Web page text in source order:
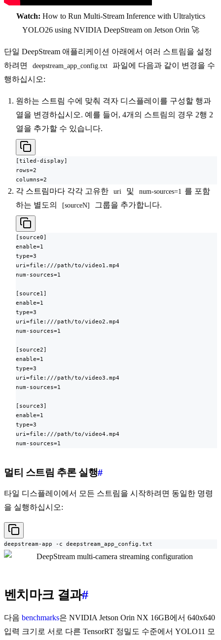
Watch: How to Run Multi-Stream Inference with Ultralytics
YOLO26 using NVIDIA DeepStream on Jetson Orin 🚀
단일 DeepStream 애플리케이션 아래에서 여러 스트림을 설정
하려면
deepstream_app_config.txt
파일에 다음과 같이 변경을 수
행하십시오:
원하는 스트림 수에 맞춰 격자 디스플레이를 구성할 행과
열을 변경하십시오. 예를 들어, 4개의 스트림의 경우 2행 2
열을 추가할 수 있습니다.
[tiled-display]
rows=2
columns=2
각 스트림마다 각각 고유한 uri 및 num-sources=1 를 포함
하는 별도의
[sourceN] 그룹을 추가합니다.
[source0]
enable=1
type=3
uri=file:///path/to/video1.mp4
num-sources=1
[source1]
enable=1
type=3
uri=file:///path/to/video2.mp4
num-sources=1
[source2]
enable=1
type=3
uri=file:///path/to/video3.mp4
num-sources=1
[source3]
enable=1
type=3
uri=file:///path/to/video4.mp4
num-sources=1
멀티 스트림 추론 실행#
타일 디스플레이에서 모든 스트림을 시작하려면 동일한 명령
을 실행하십시오:
deepstream-app -c deepstream_app_config.txt
벤치마크 결과#
다음 benchmarks은 NVIDIA Jetson Orin NX 16GB에서 640x640
입력 크기로 서로 다른 TensorRT 정밀도 수준에서 YOLO11 모